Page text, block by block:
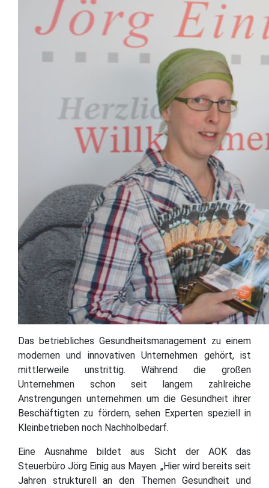
Das betriebliches Gesundheitsmanagement zu einem
modernen und innovativen Unternehmen gehört, ist
mittlerweile unstrittig. Während die großen
Unternehmen schon seit langem zahlreiche
Anstrengungen unternehmen um die Gesundheit ihrer
Beschäftigten zu fördern, sehen Experten speziell in
Kleinbetrieben noch Nachholbedarf.
Eine Ausnahme bildet aus Sicht der AOK das
Steuerbüro Jörg Einig aus Mayen. „Hier wird bereits seit
Jahren strukturell an den Themen Gesundheit und